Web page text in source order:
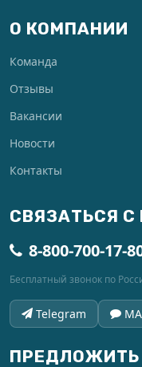
О КОМПАНИИ
Команда
Отзывы
Вакансии
Новости
Контакты
СВЯЗАТЬСЯ С
8-800-700-17-
Бесплатный звонок по
Telegram
ПРЕДЛОЖИТЬ